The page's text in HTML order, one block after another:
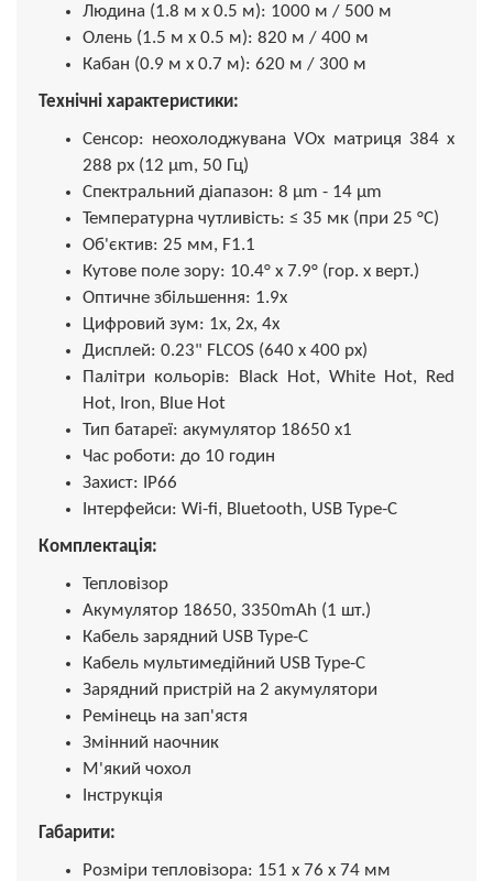
Людина (1.8 м х 0.5 м): 1000 м / 500 м
Олень (1.5 м х 0.5 м): 820 м / 400 м
Кабан (0.9 м х 0.7 м): 620 м / 300 м
Технічні характеристики:
Сенсор: неохолоджувана VOx матриця 384 х
288 px (12 µm, 50 Гц)
Спектральний діапазон: 8 μm - 14 μm
Температурна чутливість: ≤ 35 мк (при 25 °C)
Об'єктив: 25 мм, F1.1
Кутове поле зору: 10.4° x 7.9° (гор. x верт.)
Оптичне збільшення: 1.9x
Цифровий зум: 1x, 2x, 4x
Дисплей: 0.23" FLCOS (640 x 400 px)
Палітри кольорів: Black Hot, White Hot, Red
Hot, Iron, Blue Hot
Тип батареї: акумулятор 18650 x1
Час роботи: до 10 годин
Захист: IP66
Інтерфейси: Wi-fi, Bluetooth, USB Type-C
Комплектація:
Тепловізор
Акумулятор 18650, 3350mAh (1 шт.)
Кабель зарядний USB Type-C
Кабель мультимедійний USB Type-C
Зарядний пристрій на 2 акумулятори
Ремінець на зап'ястя
Змінний наочник
М'який чохол
Інструкція
Габарити:
Розміри тепловізора: 151 x 76 x 74 мм